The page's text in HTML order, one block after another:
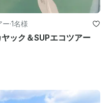
ー·1名様
ック＆SUPエコツアー